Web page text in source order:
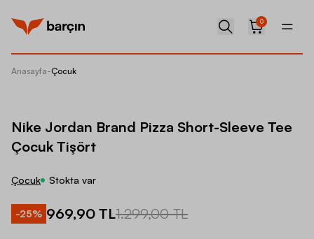
0
Anasayfa-Çocuk
Nike Jordan Brand Pizza Short-Sleeve Tee
Çocuk Tişört
Çocuk Stokta var
-25% 969,90 TL1.299,00 TL